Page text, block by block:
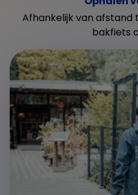
Afhankelijk van afstand
bakfiets